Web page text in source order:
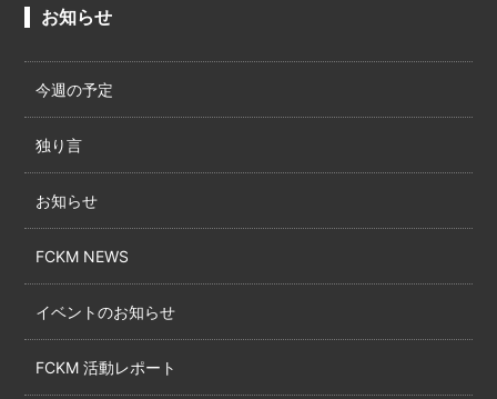
お知らせ
今週の予定
独り言
お知らせ
FCKM NEWS
イベントのお知らせ
FCKM 活動レポート